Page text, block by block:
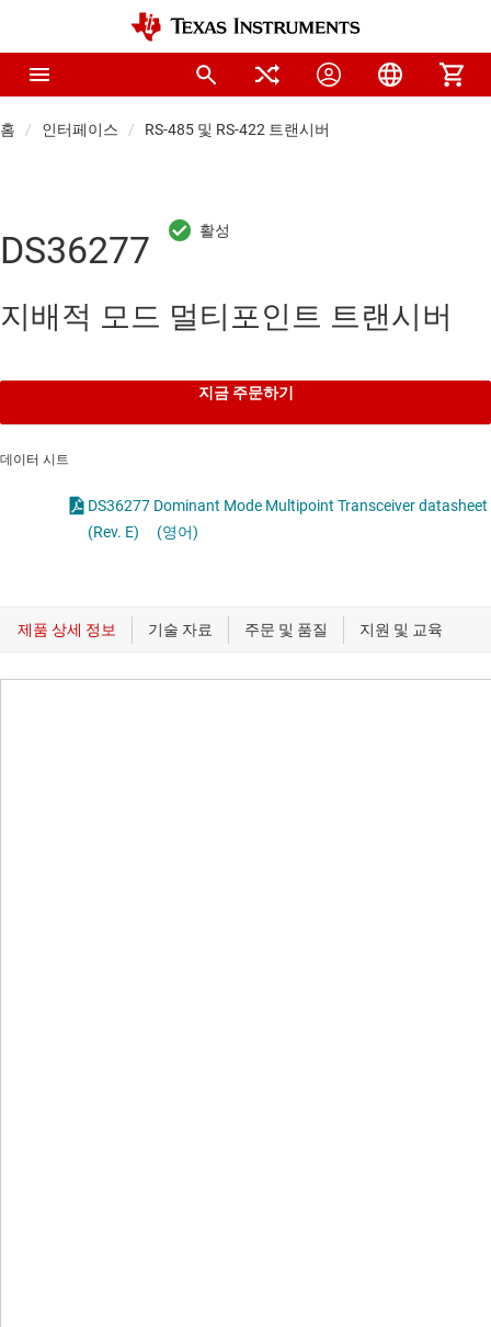
홈 인터페이스 RS-485 및 RS-422 트랜시버
DS36277
지배적 모드 멀티포인트 트랜시버
지금 주문하기
데이터 시트
DS36277 Dominant Mode Multipoint Transceiver datasheet
(Rev. E)
(영어)